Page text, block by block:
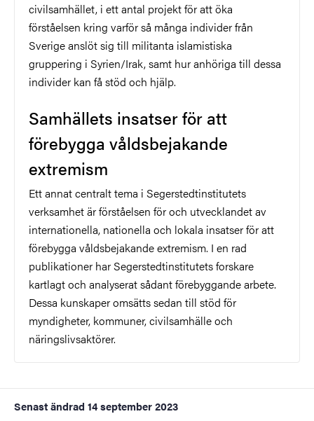
civilsamhället, i ett antal projekt för att öka
förståelsen kring varför så många individer från
Sverige anslöt sig till militanta islamistiska
gruppering i Syrien/Irak, samt hur anhöriga till dessa
individer kan få stöd och hjälp.
Samhällets insatser för att
förebygga våldsbejakande
extremism
Ett annat centralt tema i Segerstedtinstitutets
verksamhet är förståelsen för och utvecklandet av
internationella, nationella och lokala insatser för att
förebygga våldsbejakande extremism. I en rad
publikationer har Segerstedtinstitutets forskare
kartlagt och analyserat sådant förebyggande arbete.
Dessa kunskaper omsätts sedan till stöd för
myndigheter, kommuner, civilsamhälle och
näringslivsaktörer.
Senast ändrad 14 september 2023